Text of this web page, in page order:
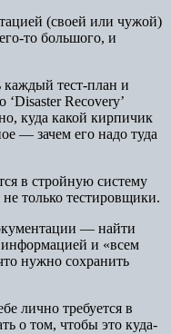
(своей или чужой)
то большого, и
каждый тест-план и
‘Disaster Recovery’
куда какой кирпичик
— зачем его надо туда
в стройную систему
только тестировщики.
— найти
и «всем
нужно сохранить
лично требуется в
о том, чтобы это куда-